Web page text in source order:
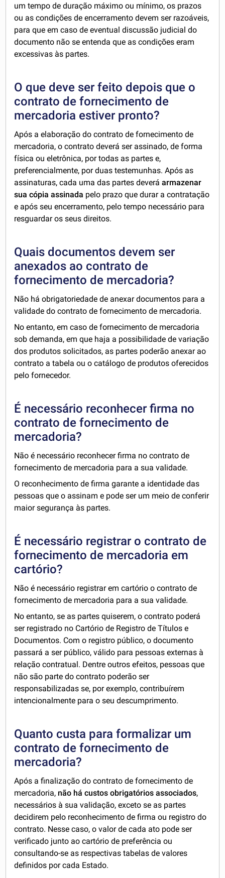
um tempo de duração máximo ou mínimo, os prazos
ou as condições de encerramento devem ser razoáveis,
para que em caso de eventual discussão judicial do
documento não se entenda que as condições eram
excessivas às partes.
O que deve ser feito depois que o
contrato de fornecimento de
mercadoria estiver pronto?
Após a elaboração do contrato de fornecimento de
mercadoria, o contrato deverá ser assinado, de forma
física ou eletrônica, por todas as partes e,
preferencialmente, por duas testemunhas. Após as
assinaturas, cada uma das partes deveráarmazenar
sua cópia assinada pelo prazo que durar a contratação
e após seu encerramento, pelo tempo necessário para
resguardar os seus direitos.
Quais documentos devem ser
anexados ao contrato de
fornecimento de mercadoria?
Não há obrigatoriedade de anexar documentos para a
validade do contrato de fornecimento de mercadoria.
No entanto, em caso de fornecimento de mercadoria
sob demanda, em que haja a possibilidade de variação
dos produtos solicitados, as partes poderão anexar ao
contrato a tabela ou o catálogo de produtos oferecidos
pelo fornecedor.
É necessário reconhecer firma no
contrato de fornecimento de
mercadoria?
Não é necessário reconhecer firma no contrato de
fornecimento de mercadoria para a sua validade.
O reconhecimento de firma garante a identidade das
pessoas que o assinam e pode ser um meio de conferir
maior segurança às partes.
É necessário registrar o contrato de
fornecimento de mercadoria em
cartório?
Não é necessário registrar em cartório o contrato de
fornecimento de mercadoria para a sua validade.
No entanto, se as partes quiserem, o contrato poderá
ser registrado no Cartório de Registro de Títulos e
Documentos. Com o registro público, o documento
passará a ser público, válido para pessoas externas à
relação contratual. Dentre outros efeitos, pessoas que
não são parte do contrato poderão ser
responsabilizadas se, por exemplo, contribuírem
intencionalmente para o seu descumprimento.
Quanto custa para formalizar um
contrato de fornecimento de
mercadoria?
Após a finalização do contrato de fornecimento de
mercadoria, não há custos obrigatórios associados,
necessários à sua validação, exceto se as partes
decidirem pelo reconhecimento de firma ou registro do
contrato. Nesse caso, o valor de cada ato pode ser
verificado junto ao cartório de preferência ou
consultando-se as respectivas tabelas de valores
definidos por cada Estado.